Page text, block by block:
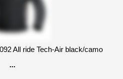
All ride Tech-Air black/camo